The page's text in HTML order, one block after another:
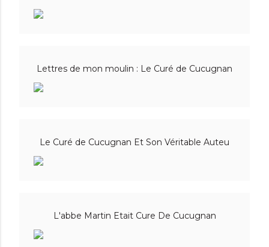
Lettres de mon moulin : Le Curé de Cucugnan
Le Curé de Cucugnan Et Son Véritable Auteu
L'abbe Martin Etait Cure De Cucugnan